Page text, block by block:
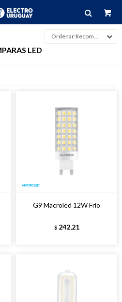
Recomendados
LED
G9 Macroled 12W Frío
$ 242,21